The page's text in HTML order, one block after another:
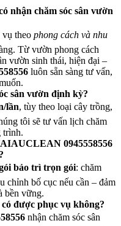
nhận chăm sóc sân vườn
vụ theo phong cách và nhu
Từ vườn phong cách
vườn sinh thái, hiện đại –
luôn sẵn sàng tư vấn,
sân vườn định kỳ?
lần, tùy theo loại cây trồng,
tôi sẽ tư vấn lịch chăm
trình.
0945558556
bảo trì trọn gói: chăm
chỉnh bố cục nếu cần – đảm
bền vững.
được phục vụ không?
nhận chăm sóc sân